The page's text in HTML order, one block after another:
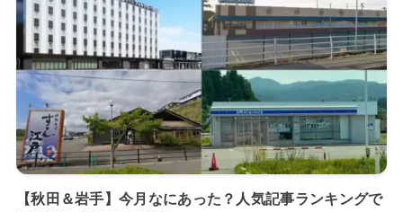
【秋田＆岩手】今月なにあった？人気記事ランキングで